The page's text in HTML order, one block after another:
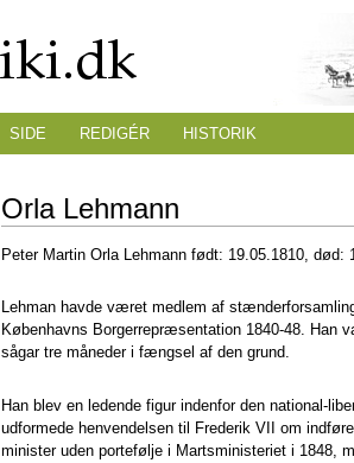
Orla Lehmann
Peter Martin Orla Lehmann født: 19.05.1810, død:
Lehman havde været medlem af
Københavns Borgerrepræsentation 1840-48. Han
sågar tre måneder i fængsel af den grund.
Han blev en ledende figur indenfor den national-
udformede henvendelsen til Frederik VII om
minister uden portefølje i Martsministeriet i 1848,
SIDE REDIGÉR HISTORIK